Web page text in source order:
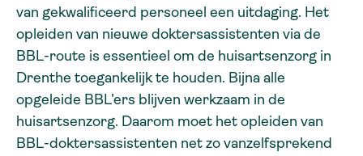
van gekwalificeerd personeel een uitdaging. Het
opleiden van nieuwe doktersassistenten via de
BBL-route is essentieel om de huisartsenzorg in
Drenthe toegankelijk te houden. Bijna alle
opgeleide BBL’ers blijven werkzaam in de
huisartsenzorg. Daarom moet het opleiden van
BBL-doktersassistenten net zo vanzelfsprekend